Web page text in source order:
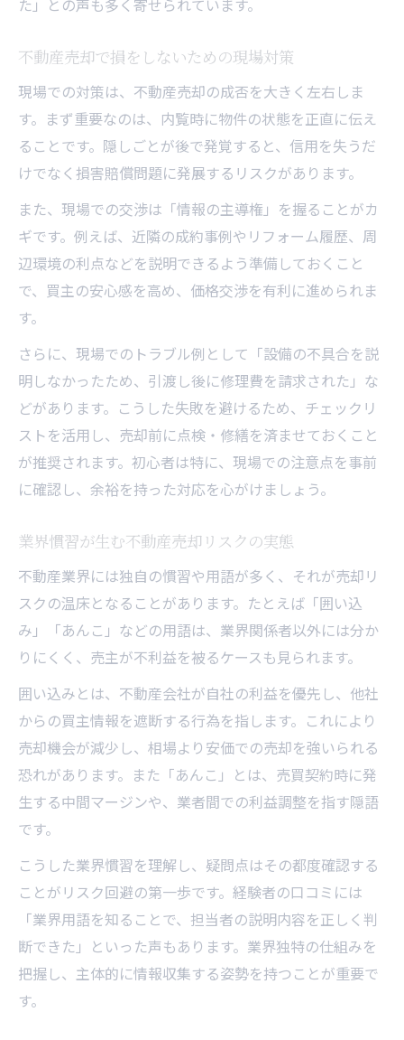
た」との声も多く寄せられています。
不動産売却で損をしないための現場対策
現場での対策は、不動産売却の成否を大きく左右しま
す。まず重要なのは、内覧時に物件の状態を正直に伝え
ることです。隠しごとが後で発覚すると、信用を失うだ
けでなく損害賠償問題に発展するリスクがあります。
また、現場での交渉は「情報の主導権」を握ることがカ
ギです。例えば、近隣の成約事例やリフォーム履歴、周
辺環境の利点などを説明できるよう準備しておくこと
で、買主の安心感を高め、価格交渉を有利に進められま
す。
さらに、現場でのトラブル例として「設備の不具合を説
明しなかったため、引渡し後に修理費を請求された」な
どがあります。こうした失敗を避けるため、チェックリ
ストを活用し、売却前に点検・修繕を済ませておくこと
が推奨されます。初心者は特に、現場での注意点を事前
に確認し、余裕を持った対応を心がけましょう。
業界慣習が生む不動産売却リスクの実態
不動産業界には独自の慣習や用語が多く、それが売却リ
スクの温床となることがあります。たとえば「囲い込
み」「あんこ」などの用語は、業界関係者以外には分か
りにくく、売主が不利益を被るケースも見られます。
囲い込みとは、不動産会社が自社の利益を優先し、他社
からの買主情報を遮断する行為を指します。これにより
売却機会が減少し、相場より安価での売却を強いられる
恐れがあります。また「あんこ」とは、売買契約時に発
生する中間マージンや、業者間での利益調整を指す隠語
です。
こうした業界慣習を理解し、疑問点はその都度確認する
ことがリスク回避の第一歩です。経験者の口コミには
「業界用語を知ることで、担当者の説明内容を正しく判
断できた」といった声もあります。業界独特の仕組みを
把握し、主体的に情報収集する姿勢を持つことが重要で
す。